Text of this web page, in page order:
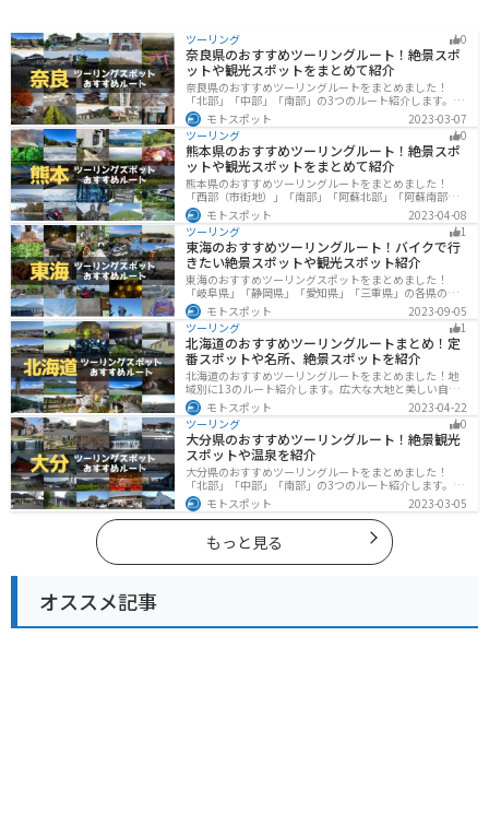
ツーリング 0
奈良県のおすすめツーリングルート！絶景スポ
ットや観光スポットをまとめて紹介
奈良県のおすすめツーリングルートをまとめました！
「北部」「中部」「南部」の3つのルート紹介します。歴
史のある神社寺院が多数あり、自然豊かや山々、グルメ
を満喫するツーリングができます。バイクで奈良県にツ
ーリングに行く際は参考にしてください。
モトスポット
2023-03-07
ツーリング
0
熊本県のおすすめツーリングルート！絶景スポ
ットや観光スポットをまとめて紹介
熊本県のおすすめツーリングルートをまとめました！
「西部（市街地）」「南部」「阿蘇北部」「阿蘇南部」
の4つのルート紹介します。阿蘇山や天草諸島をはじめと
した豊かな自然や、熊本城や水前寺成趣園など歴史ある
観光スポットが多数あり、様々な楽しみ方ができます。
バイクで熊本県にツーリングに行く際は参考にしてくだ
さい。
モトスポット
2023-04-08
ツーリング
1
東海のおすすめツーリングルート！バイクで行
きたい絶景スポットや観光スポット紹介
東海のおすすめツーリングスポットをまとめました！
「岐阜県」「静岡県」「愛知県」「三重県」の各県の観
光地紹介します。自然豊かな山々や湖、温泉地が点在
し、四季折々の景色を楽しめるスポットが多数ありま
す。バイクで東海にツーリングに行く際は参考にしてく
ださい。
モトスポット
2023-09-05
ツーリング
1
北海道のおすすめツーリングルートまとめ！定
番スポットや名所、絶景スポットを紹介
北海道のおすすめツーリングルートをまとめました！地
域別に13のルート紹介します。広大な大地と美しい自然
が広がり、四季折々の魅力を楽しめる観光スポットが数
多くあります。バイクで北海道にツーリングに行く際は
参考にしてください。
モトスポット
2023-04-22
ツーリング
0
大分県のおすすめツーリングルート！絶景観光
スポットや温泉を紹介
大分県のおすすめツーリングルートをまとめました！
「北部」「中部」「南部」の3つのルート紹介します。阿
蘇の雄大な自然を満喫できるスポットや温泉を満喫する
ツーリングができます。バイクで大分県にツーリングに
行く際は参考にしてください。
モトスポット 2023-03-05
もっと見る
オススメ記事